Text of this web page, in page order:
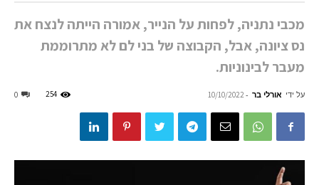
מכבי נתניה, לפחות על הנייר, אמורה הייתה לנצח את
נס ציונה, אבל, הקבוצה של בני לם לא מתרוממת
מעבר לבינוניות.
על ידי אורלי בר -
10/10/2022
0 254